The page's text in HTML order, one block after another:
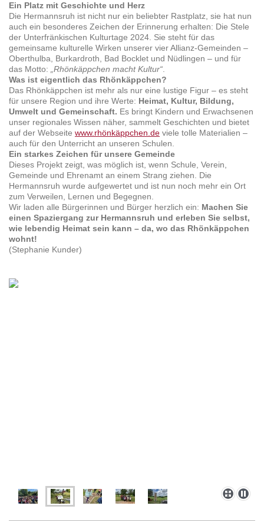
Ein Platz mit Geschichte und Herz
Die Hermannsruh ist nicht nur ein beliebter Rastplatz, sie hat nun
auch ein besonderes Zeichen der Erinnerung erhalten: Die Stele
der Unterfränkischen Kulturtage 2024. Sie steht für das
gemeinsame kulturelle Wirken unserer vier Allianz-Gemeinden –
Oberthulba, Burkardroth, Bad Bocklet und Nüdlingen – und für
das Motto:
„Rhönkäppchen macht Kultur“
Was ist eigentlich das Rhönkäppchen?
Das Rhönkäppchen ist mehr als nur eine lustige Figur – es steht
für unsere Region und ihre Werte: Heimat, Kultur, Bildung,
Umwelt und Gemeinschaft. Es bringt Kindern und Erwachsenen
unser regionales Wissen näher, sammelt Geschichten und bietet
auf der Webseite www.rhönkäppchen.de viele tolle Materialien –
auch für den Unterricht an unseren Schulen.
Ein starkes Zeichen für unsere Gemeinde
Dieses Projekt zeigt, was möglich ist, wenn Schule, Verein,
Gemeinde und Ehrenamt an einem Strang ziehen. Die
Hermannsruh wurde aufgewertet und ist nun noch mehr ein Ort
zum Verweilen, Lernen und Begegnen.
Wir laden alle Bürgerinnen und Bürger herzlich ein: Machen Sie
einen Spaziergang zur Hermannsruh und erleben Sie selbst,
wie lebendig Heimat sein kann – da, wo das Rhönkäppchen
wohnt!
(Stephanie Kunder)